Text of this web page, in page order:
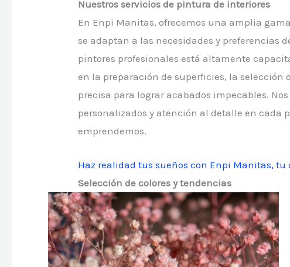
Nuestros servicios de pintura de interiores
En Enpi Manitas, ofrecemos una amplia
se adaptan a las necesidades y preferencias
pintores profesionales está altamente
en la preparación de superficies, la
precisa para lograr acabados impecables.
personalizados y atención al detalle en cada
emprendemos.
Haz realidad tus sueños con Enpi Manitas,
Selección de colores y tendencias